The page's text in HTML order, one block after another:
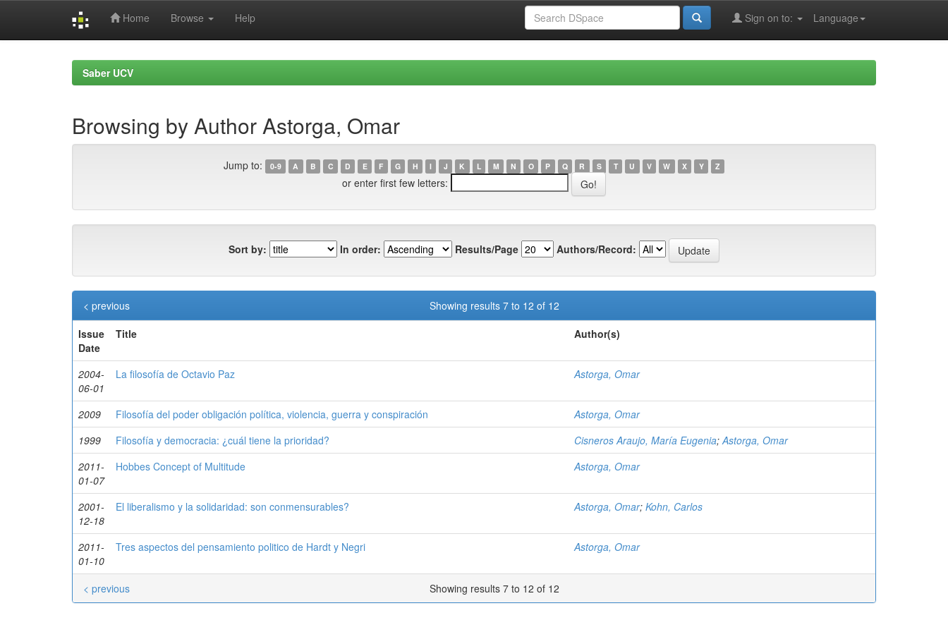
Home Browse Help Language
Sign on to:
Saber UCV
Browsing by Author Astorga, Omar
Jump to: 0-9 A B C D E F G H I J K L M N O P Q R S T U V W X Y Z
or enter first few letters:
Sort by: In order: Results/Page Authors/Record:
Showing results 7 to 12 of 12
< previous
Issue
Date
Title Author(s)
2004-
06-01
La filosofía de Octavio Paz Astorga, Omar
2009 Filosofía del poder obligación política, violencia, guerra y conspiración
Astorga, Omar
1999
Filosofía y democracia: ¿cuál tiene la prioridad? Cisneros Araujo, María Eugenia;Astorga, Omar
2011-
01-07
Hobbes Concept of Multitude Astorga, Omar
2001-
12-18
El liberalismo y la solidaridad: son conmensurables? Astorga, Omar; Kohn, Carlos
2011-
01-10
Tres aspectos del pensamiento politico de Hardt y Negri Astorga, Omar
Showing results 7 to 12 of 12
< previous